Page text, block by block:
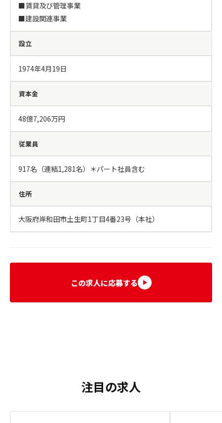
■賃貸及び管理事業
■建設関連事業
設立
1974年4月19日
資本金
48億7,206万円
従業員
917名（連結1,281名）＊パート社員含む
住所
大阪府岸和田市土生町1丁目4番23号（本社）
この求人に応募する
注目の求人